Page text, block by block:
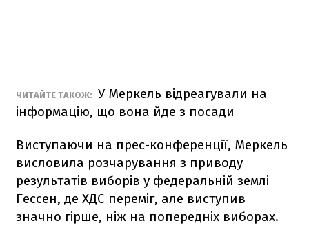
ЧИТАЙТЕ ТАКОЖ: У Меркель відреагували на
інформацію, що вона йде з посади
Виступаючи на прес-конференції, Меркель
висловила розчарування з приводу
результатів виборів у федеральній землі
Гессен, де ХДС переміг, але виступив
значно гірше, ніж на попередніх виборах.